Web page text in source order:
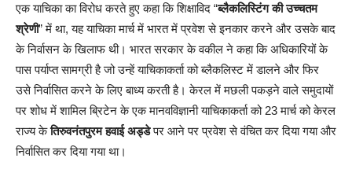
एक याचिका का विरोध करते हुए कहा कि शिक्षाविद “ब्लैकलिस्टिंग की उच्चतम
श्रेणी” में था, यह याचिका मार्च में भारत में प्रवेश से इनकार करने और उसके बाद
के निर्वासन के खिलाफ थी। भारत सरकार के वकील ने कहा कि अधिकारियों के
पास पर्याप्त सामग्री है जो उन्हें याचिकाकर्ता को ब्लैकलिस्ट में डालने और फिर
उसे निर्वासित करने के लिए बाध्य करती है। केरल में मछली पकड़ने वाले समुदायों
पर शोध में शामिल ब्रिटेन के एक मानवविज्ञानी याचिकाकर्ता को 23 मार्च को केरल
राज्य केतिरुवनंतपुरम हवाई अड्डेपर आने पर प्रवेश से वंचित कर दिया गया और
निर्वासित कर दिया गया था।